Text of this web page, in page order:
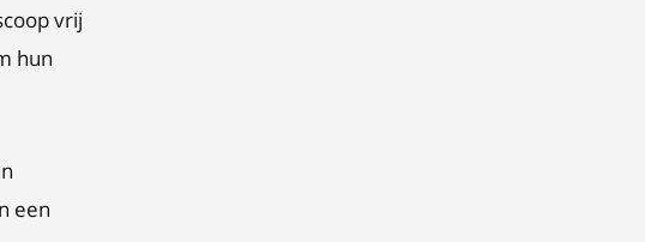
vrij
hun
een